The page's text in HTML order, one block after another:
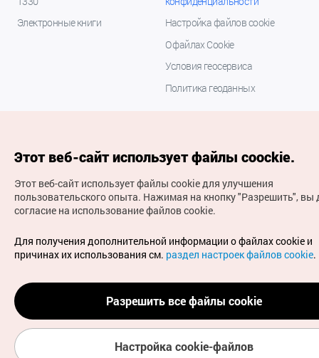
Электронные книги
Настройка файлов cookie
О файлах Cookie
Условия геосервиса
Политика геоданных
(с) Национальная организация туризма Кореи Все
права защищены
Для извещения об ошибках и проблемах, связанных с
работой веб-сайта, направляйте ваши запросы на
официальный адрес электронной почты
russian@knto.or.kr
Этот веб-сайт использует файлы coockie.
Этот веб-сайт использует файлы cookie для улучшения
пользовательского опыта. Нажимая на кнопку "Разрешить", вы
согласие на использование файлов cookie.
Для получения дополнительной информации о файлах cookie и
причинах их использования см. раздел настроек файлов cookie.
Разрешить все файлы cookie
Настройка cookie-файлов